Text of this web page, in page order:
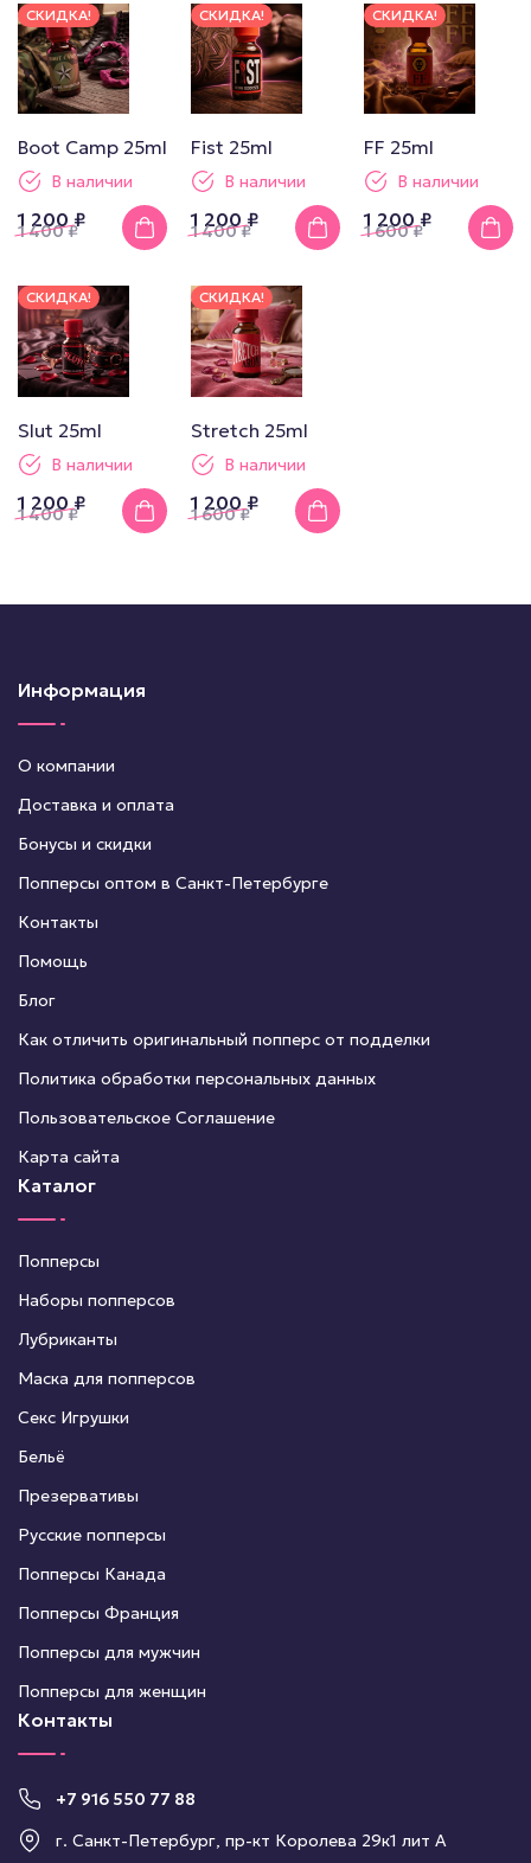
СКИДКА!
Boot Camp 25ml
В наличии
1 200 ₽
1 400₽
СКИДКА!
Fist 25ml
В наличии
1 200 ₽
1 400₽
СКИДКА!
FF 25ml
В наличии
1 200 ₽
1 600₽
СКИДКА!
Slut 25ml
В наличии
1 200 ₽
1 400₽
СКИДКА!
Stretch 25ml
В наличии
1 200 ₽
1 600₽
Информация
О компании
Доставка и оплата
Бонусы и скидки
Попперсы оптом в Санкт-Петербурге
Контакты
Помощь
Блог
Как отличить оригинальный попперс от подделки
Политика обработки персональных данных
Пользовательское Соглашение
Карта сайта
Каталог
Попперсы
Наборы попперсов
Лубриканты
Маска для попперсов
Секс Игрушки
Бельё
Презервативы
Русские попперсы
Попперсы Канада
Попперсы Франция
Попперсы для мужчин
Попперсы для женщин
Контакты
+7 916 550 77 88
г. Санкт-Петербург, пр-кт Королева 29к1 лит А